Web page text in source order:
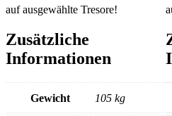
auf ausgewählte Tresore!
Zusätzliche
Informationen
Gewicht 105 kg